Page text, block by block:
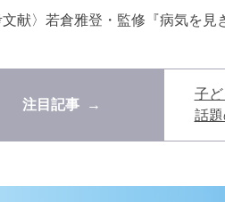
文献〉若倉雅登・監修『病気を
注目記事 →
子
話